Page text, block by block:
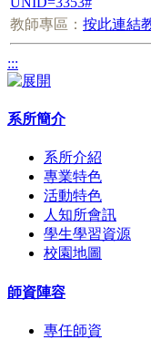
教師專區： 按此連結
:::
系所簡介
系所介紹
專業特色
活動特色
人知所會訊
學生學習資源
校園地圖
師資陣容
專任師資